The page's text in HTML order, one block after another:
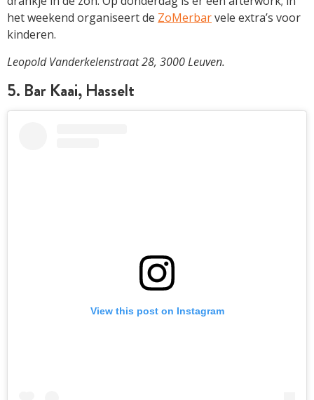
het weekend organiseert de ZoMerbarvele extra’s voor
kinderen.
Leopold Vanderkelenstraat 28, 3000 Leuven.
5. Bar Kaai, Hasselt
View this post on Instagram